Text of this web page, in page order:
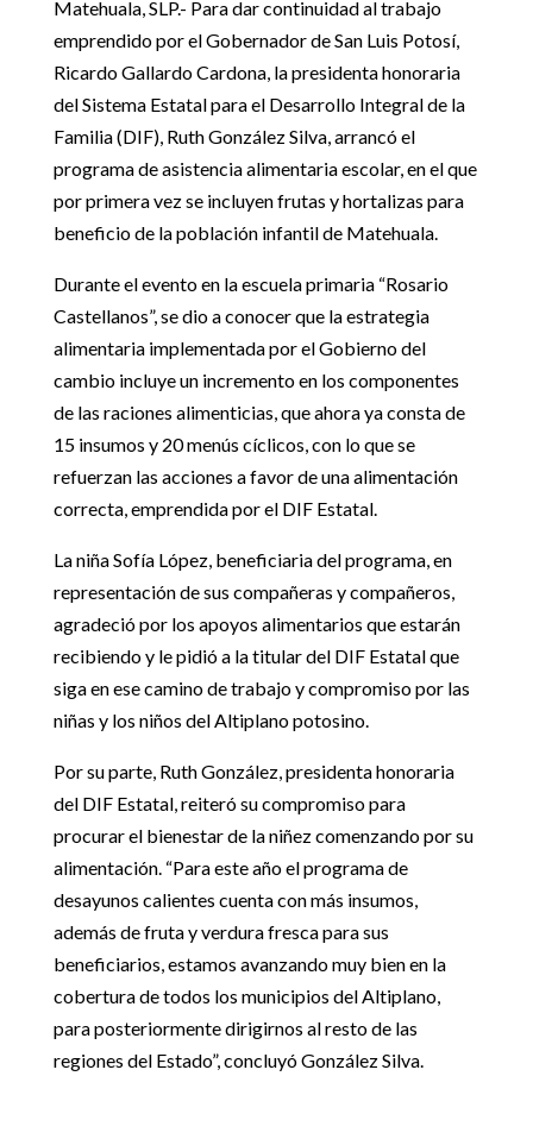
Matehuala, SLP.- Para dar continuidad al trabajo
emprendido por el Gobernador de San Luis Potosí,
Ricardo Gallardo Cardona, la presidenta honoraria
del Sistema Estatal para el Desarrollo Integral de la
Familia (DIF), Ruth González Silva, arrancó el
programa de asistencia alimentaria escolar, en el que
por primera vez se incluyen frutas y hortalizas para
beneficio de la población infantil de Matehuala.
Durante el evento en la escuela primaria “Rosario
Castellanos”, se dio a conocer que la estrategia
alimentaria implementada por el Gobierno del
cambio incluye un incremento en los componentes
de las raciones alimenticias, que ahora ya consta de
15 insumos y 20 menús cíclicos, con lo que se
refuerzan las acciones a favor de una alimentación
correcta, emprendida por el DIF Estatal.
La niña Sofía López, beneficiaria del programa, en
representación de sus compañeras y compañeros,
agradeció por los apoyos alimentarios que estarán
recibiendo y le pidió a la titular del DIF Estatal que
siga en ese camino de trabajo y compromiso por las
niñas y los niños del Altiplano potosino.
Por su parte, Ruth González, presidenta honoraria
del DIF Estatal, reiteró su compromiso para
procurar el bienestar de la niñez comenzando por su
alimentación. “Para este año el programa de
desayunos calientes cuenta con más insumos,
además de fruta y verdura fresca para sus
beneficiarios, estamos avanzando muy bien en la
cobertura de todos los municipios del Altiplano,
para posteriormente dirigirnos al resto de las
regiones del Estado”, concluyó González Silva.